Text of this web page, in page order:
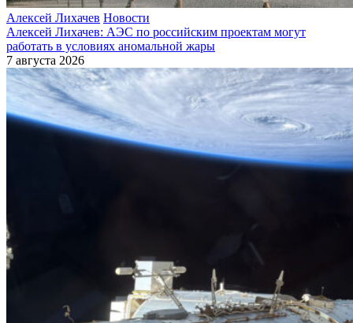
Алексей Лихачев Новости
Алексей Лихачев: АЭС по российским проектам могут
работать в условиях аномальной жары
7 августа 2026